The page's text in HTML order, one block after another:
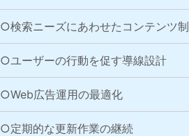
○検索ニーズにあわせたコンテンツ
○ユーザーの行動を促す導線設計
○Web広告運用の最適化
○定期的な更新作業の継続